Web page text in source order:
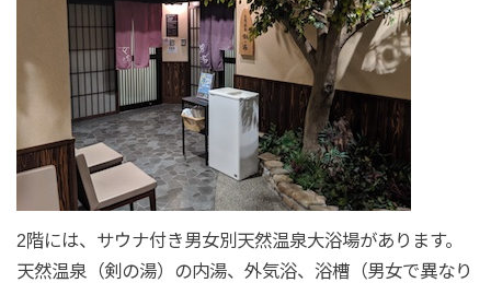
2階には、サウナ付き男女別天然温泉大浴場があります。
天然温泉（剣の湯）の内湯、外気浴、浴槽（男女で異なり